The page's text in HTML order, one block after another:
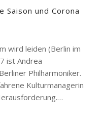
Saison und Corona
wird leiden (Berlin im
ist Andrea
Philharmoniker.
Kulturmanagerin